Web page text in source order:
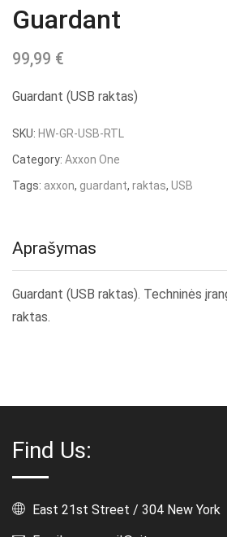
Guardant
99,99 €
Guardant (USB raktas)
SKU: HW-GR-USB-RTL
Category: Axxon One
Tags: axxon, guardant, raktas, USB
Aprašymas
Guardant (USB raktas). Techninės
raktas.
Find Us:
East 21st Street / 304 New York